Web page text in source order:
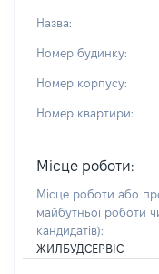
Назва:
Номер будинку:
Номер корпусу:
Номер квартири:
Місце роботи:
Місце роботи або
майбутньої роботи
кандидатів):
ЖИЛБУДСЕРВІС